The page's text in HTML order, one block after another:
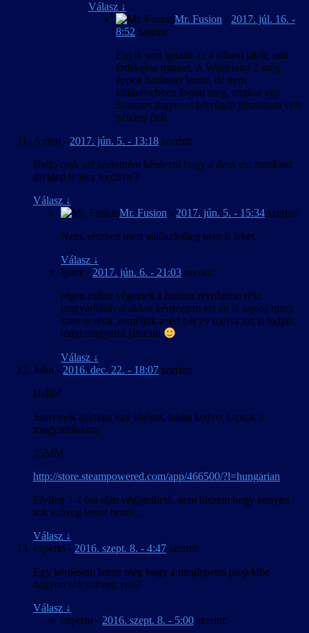
Válasz ↓
Mr. Fusion - 2017. júl. 16. -
8:52 szerint:
Egyik sem igazán az a stílusú játék, ami
érdekelne minket. A Wasteland 2 még
éppen határeset lenne, de nem
különösebben fogott meg, amikor egy
Steames ingyenes hétvégén játszottam vele
néhány órát.
Axton - 2017. jún. 5. - 13:18 szerint:
Hello csak azt szeretném kérdezni hogy a deus ex: mankind
divided le lesz fordítva ?
Válasz ↓
Mr. Fusion - 2017. jún. 5. - 15:34 szerint:
Nem, részben mert valószínűleg nem is lehet.
Válasz ↓
Ipacs - 2017. jún. 6. - 21:03 szerint:
régen mikor végeztek a human revolution rész
magyarításával akkor kérdeztem ezt én is sajnos nincs
szerencsénk ,reméljük azért pár év múlva azt is tudjuk
majd magyarul játszani
Válasz ↓
John - 2016. dec. 22. - 18:07 szerint:
Helló!
Szeretnék ajánlani egy játékot, hátha kedvet kaptok a
magyarításásra:
35MM
http://store.steampowered.com/app/466500/?l=hungarian
Elvileg 3-4 óra alatt végigvihető, nem hiszem hogy annyira
sok szöveg lenne benne..
Válasz ↓
experto - 2016. szept. 8. - 4:47 szerint:
Egy kérdésem lenne még hogy a meglepetés projektbe
nagyon sok szöveg volt?
Válasz ↓
experto - 2016. szept. 8. - 5:00 szerint: